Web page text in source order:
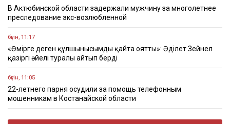
В Актюбинской области задержали мужчину за многолетнее
преследование экс-возлюбленной
бүгін, 11:17
«Өмірге деген құлшынысымды қайта оятты»: Әділет Зейнел
қазіргі әйелі туралы айтып берді
бүгін, 11:05
22-летнего парня осудили за помощь телефонным
мошенникам в Костанайской области
бүгін, 10:43